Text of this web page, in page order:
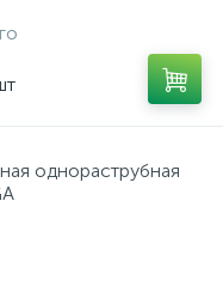
однораструбная